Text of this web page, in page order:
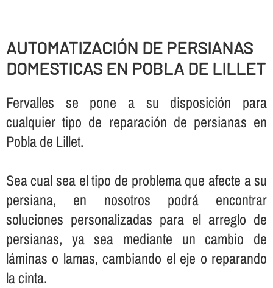
AUTOMATIZACIÓN DE PERSIANAS
DOMESTICAS EN POBLA DE LILLET
Fervalles se pone a su disposición para
cualquier tipo de reparación de persianas en
Pobla de Lillet.
Sea cual sea el tipo de problema que afecte a su
persiana, en nosotros podrá encontrar
soluciones personalizadas para el arreglo de
persianas, ya sea mediante un cambio de
láminas o lamas, cambiando el eje o reparando
la cinta.